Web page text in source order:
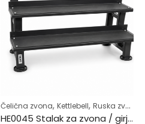
Čelična zvona,Kettlebell,Ruska zvona
HE0045 Stalak za zvona / girje